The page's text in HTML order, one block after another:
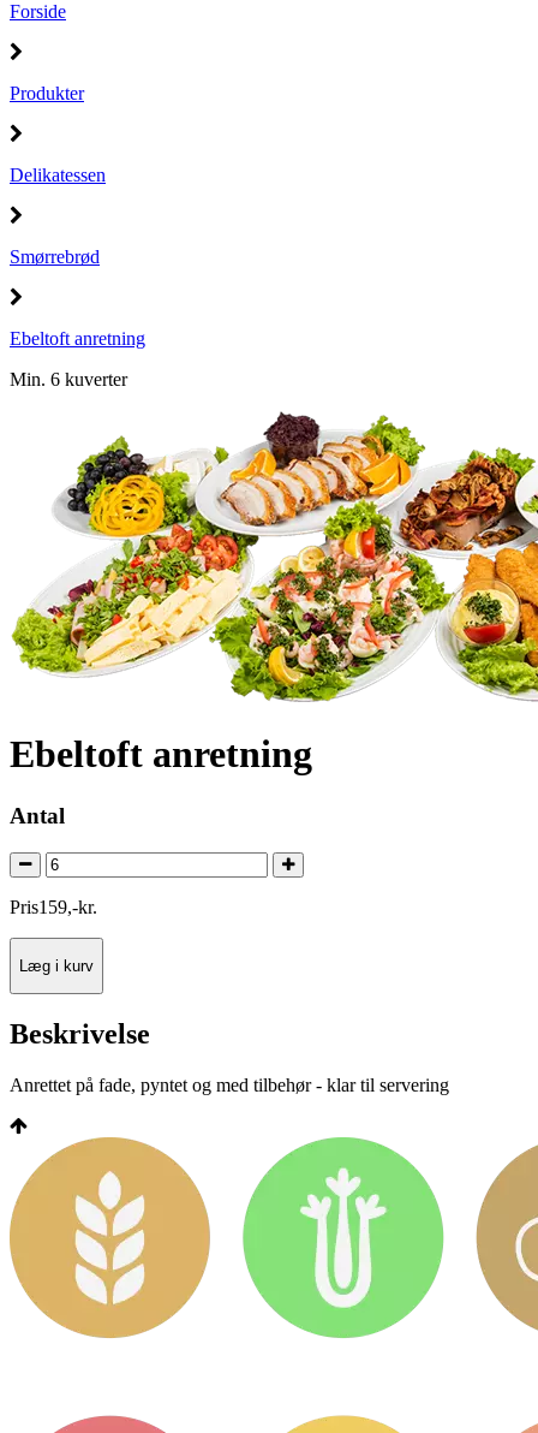
Forside
Produkter
Delikatessen
Smørrebrød
Ebeltoft anretning
Min. 6 kuverter
Ebeltoft anretning
Antal
Pris159,-kr.
Læg i kurv
Beskrivelse
Anrettet på fade, pyntet og med tilbehør - klar til servering